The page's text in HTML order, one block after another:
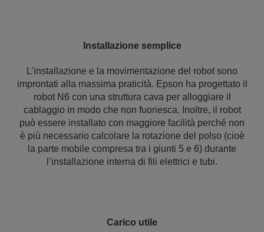
Installazione semplice
L’installazione e la movimentazione del robot sono
improntati alla massima praticità. Epson ha progettato il
robot N6 con una struttura cava per alloggiare il
cablaggio in modo che non fuoriesca. Inoltre, il robot
può essere installato con maggiore facilità perché non
è più necessario calcolare la rotazione del polso (cioè
la parte mobile compresa tra i giunti 5 e 6) durante
l’installazione interna di fili elettrici e tubi.
Carico utile